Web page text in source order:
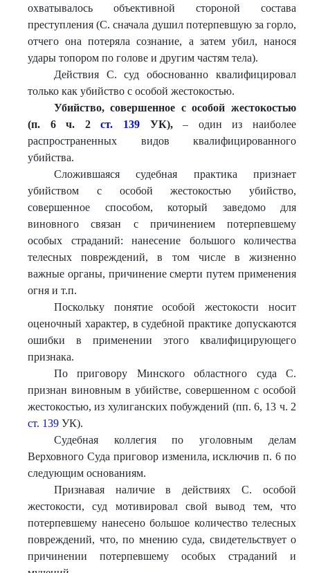
охватывалось объективной стороной состава
преступления (С. сначала душил потерпевшую за горло,
отчего она потеряла сознание, а затем убил, нанося
удары топором по голове и другим частям тела).
Действия С. суд обоснованно квалифицировал
только как убийство с особой жестокостью.
Убийство, совершенное с особой жестокостью
(п. 6 ч. 2
ст. 139 УК),– один из наиболее
распространенных видов квалифицированного
убийства.
Сложившаяся судебная практика признает
убийством с особой жестокостью убийство,
совершенное способом, который заведомо для
виновного связан с причинением потерпевшему
особых страданий: нанесение большого количества
телесных повреждений, в том числе в жизненно
важные органы, причинение смерти путем применения
огня и т.п.
Поскольку понятие особой жестокости носит
оценочный характер, в судебной практике допускаются
ошибки в применении этого квалифицирующего
признака.
По приговору Минского областного суда С.
признан виновным в убийстве, совершенном с особой
жестокостью, из хулиганских побуждений (пп. 6, 13 ч. 2
ст. 139 УК).
Судебная коллегия по уголовным делам
Верховного Суда приговор изменила, исключив п. 6 по
следующим основаниям.
Признавая наличие в действиях С. особой
жестокости, суд мотивировал свой вывод тем, что
потерпевшему нанесено большое количество телесных
повреждений, что, по мнению суда, свидетельствует о
причинении потерпевшему особых страданий и